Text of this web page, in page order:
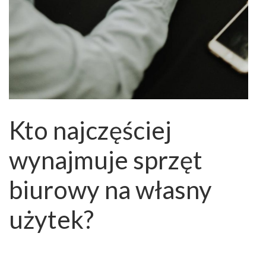
Kto najczęściej
wynajmuje sprzęt
biurowy na własny
użytek?